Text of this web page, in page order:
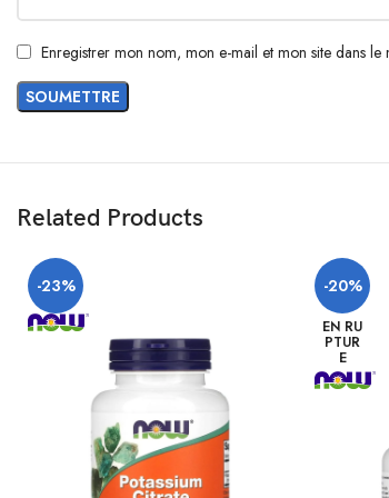
Enregistrer mon nom, mon e-mail et mon site dans
Related Products
-23% -20%
EN RU
PTUR
E